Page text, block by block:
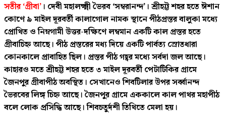
সতীর ‘গ্রীবা’ । দেবী মহালক্ষ্মী ভৈরব ‘সম্বরানন্দ’। শ্রীহট্ট শহর হতে ঈশান
কোণে ৯ মাইল দূরবর্তী কালাগোল নামক স্থানে পীঠপ্রস্তর বালুকা মধ্যে
প্রোথিত ও নিম্নগামী উত্তর-দক্ষিণে লম্বমান একটি কাল প্রস্তর হতে
গ্রীবাচিহ্ন আছে। পীঠ প্রস্তরের মধ্য দিয়ে একটি পার্বত্য স্রোতধারা
কোনকালে প্রাবাহিত ছিল। প্রস্তর পীঠ গহ্বর মধ্যে সর্বদা জল আছে।
কাহারও মতে শ্রীহট্ট শহর হতে ৩ মাইল দূরবর্তী পেটাটিকির গ্রামে
জৈনপুর গ্রীবাপীঠ অবস্থিত। সেখানেও শিবটিলার উপর সর্ব্বানন্দ
ভৈরবের লিঙ্গ চিহ্ন আছে। জৈনপুর গ্রামে এককালে কাল পাথর মহাপীঠ
বলে লোক প্রসিদ্ধি আছে। শিবচতুর্দশী তিথিতে মেলা হয়।